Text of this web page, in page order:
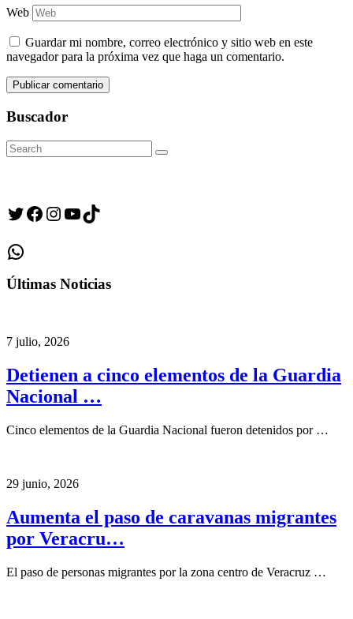
Web
Guardar mi nombre, correo electrónico y sitio web en este
navegador para la próxima vez que haga un comentario.
Buscador
Search
for:
Search
Twitter
Facebook
Instagram
YouTube
TikTok
WhatsApp
Últimas Noticias
7 julio, 2026
Detienen a cinco elementos de la Guardia
Nacional …
Cinco elementos de la Guardia Nacional fueron detenidos por …
29 junio, 2026
Aumenta el paso de caravanas migrantes
por Veracru…
El paso de personas migrantes por la zona centro de Veracruz …